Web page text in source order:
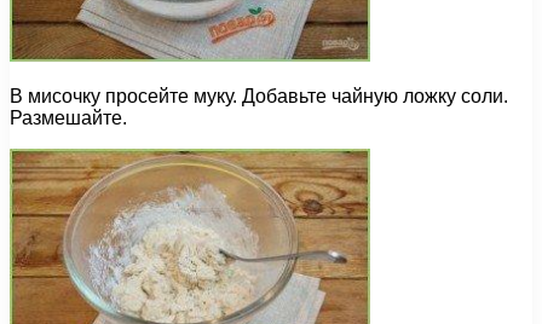
В мисочку просейте муку. Добавьте чайную ложку соли.
Размешайте.